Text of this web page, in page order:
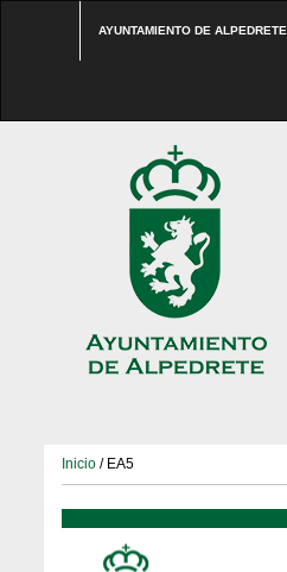
AYUNTAMIENTO DE ALPEDRETE
Inicio / EA5